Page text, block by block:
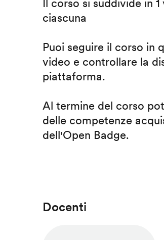
Il corso si suddivide in
ciascuna
Puoi seguire il corso in
video e controllare la
piattaforma.
Al termine del corso
delle competenze
dell'Open Badge.
Docenti